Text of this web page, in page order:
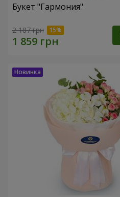
Букет "Гармония"
2 187 грн